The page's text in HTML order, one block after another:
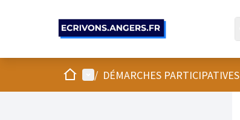
AccueilMenu principal
/ DÉMARCHES PARTICIPATIVES